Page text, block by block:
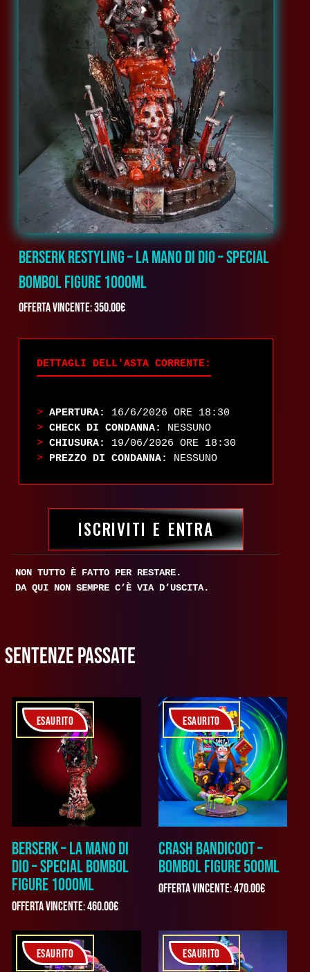
DETTAGLI DELL'ASTA CORRENTE:
> APERTURA:
16/6/2026 ORE 18:30
> CHECK DI CONDANNA:
NESSUNO
> CHIUSURA:
19/06/2026 ORE 18:30
> PREZZO DI CONDANNA: NESSUNO
ISCRIVITI E ENTRA
NON TUTTO È FATTO PER RESTARE.
DA QUI NON SEMPRE C’È VIA D’USCITA.
BERSERK RESTYLING – LA MANO DI DIO – SPECIAL
BOMBOL FIGURE 1000ML
Offerta vincente:350.00€
SENTENZE PASSATE
ESAURITO
BERSERK – LA MANO DI
DIO – SPECIAL BOMBOL
FIGURE 1000ML
Offerta vincente:460.00€
ESAURITO
CRASH BANDICOOT –
BOMBOL FIGURE 500ML
Offerta vincente:470.00€
ESAURITO ESAURITO